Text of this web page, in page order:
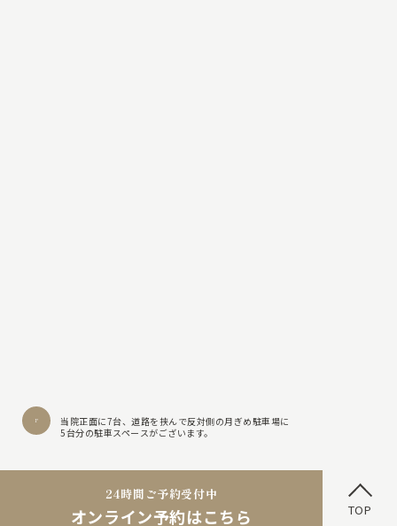
24時間ご予約受付中
オンライン予約はこちら TOP
当院正面に7台、道路を挟んで反対側の月ぎめ駐車場に
5台分の駐車スペースがございます。
Copyright 2026 なんよう動物病院皮膚疾患専用ページ